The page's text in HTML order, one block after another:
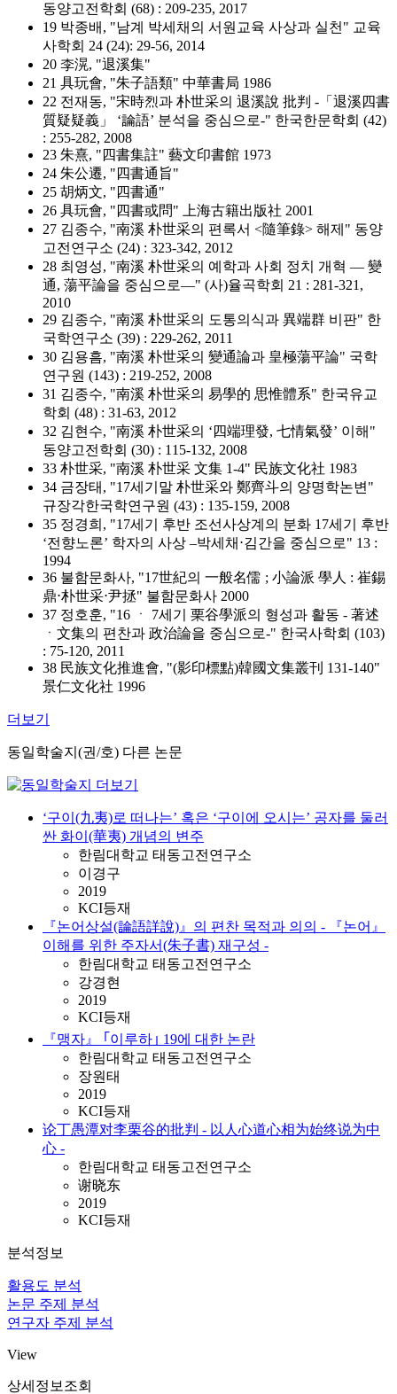
동양고전학회 (68) : 209-235, 2017
19 박종배, "남계 박세채의 서원교육 사상과 실천" 교육
사학회 24 (24): 29-56, 2014
20 李滉, "退溪集"
21 具玩會, "朱子語類" 中華書局 1986
22 전재동, "宋時烈과 朴世采의 退溪說 批判 -「退溪四書
質疑疑義」 ‘論語’ 분석을 중심으로-" 한국한문학회 (42)
: 255-282, 2008
23 朱熹, "四書集註" 藝文印書館 1973
24 朱公遷, "四書通旨"
25 胡炳文, "四書通"
26 具玩會, "四書或問" 上海古籍出版社 2001
27 김종수, "南溪 朴世采의 편록서 <隨筆錄> 해제" 동양
고전연구소 (24) : 323-342, 2012
28 최영성, "南溪 朴世采의 예학과 사회 정치 개혁 ― 變
通, 蕩平論을 중심으로―" (사)율곡학회 21 : 281-321,
2010
29 김종수, "南溪 朴世采의 도통의식과 異端群 비판" 한
국학연구소 (39) : 229-262, 2011
30 김용흠, "南溪 朴世采의 變通論과 皇極蕩平論" 국학
연구원 (143) : 219-252, 2008
31 김종수, "南溪 朴世采의 易學的 思惟體系" 한국유교
학회 (48) : 31-63, 2012
32 김현수, "南溪 朴世采의 ‘四端理發, 七情氣發’ 이해"
동양고전학회 (30) : 115-132, 2008
33 朴世采, "南溪 朴世采 文集 1-4" 民族文化社 1983
34 금장태, "17세기말 朴世采와 鄭齊斗의 양명학논변"
규장각한국학연구원 (43) : 135-159, 2008
35 정경희, "17세기 후반 조선사상계의 분화 17세기 후반
‘전향노론’ 학자의 사상 –박세채⋅김간을 중심으로" 13 :
1994
36 불함문화사, "17世紀의 一般名儒 ; 小論派 學人 : 崔錫
鼎⋅朴世采⋅尹拯" 불함문화사 2000
37 정호훈, "16 ㆍ 7세기 栗谷學派의 형성과 활동 - 著述
ㆍ文集의 편찬과 政治論을 중심으로-" 한국사학회 (103)
: 75-120, 2011
38 民族文化推進會, "(影印標點)韓國文集叢刊 131-140"
景仁文化社 1996
더보기
동일학술지(권/호) 다른 논문
‘구이(九夷)로 떠나는’ 혹은 ‘구이에 오시는’ 공자를 둘러
싼 화이(華夷) 개념의 변주
한림대학교 태동고전연구소
이경구
2019
KCI등재
『논어상설(論語詳說)』의 편찬 목적과 의의 - 『논어』
이해를 위한 주자서(朱子書) 재구성 -
한림대학교 태동고전연구소
강경현
2019
KCI등재
『맹자』 ｢이루하｣ 19에 대한 논란
한림대학교 태동고전연구소
장원태
2019
KCI등재
论丁愚潭对李栗谷的批判 - 以人心道心相为始终说为中
心 -
한림대학교 태동고전연구소
谢晓东
2019
KCI등재
분석정보
활용도 분석
논문 주제 분석
연구자 주제 분석
View
상세정보조회